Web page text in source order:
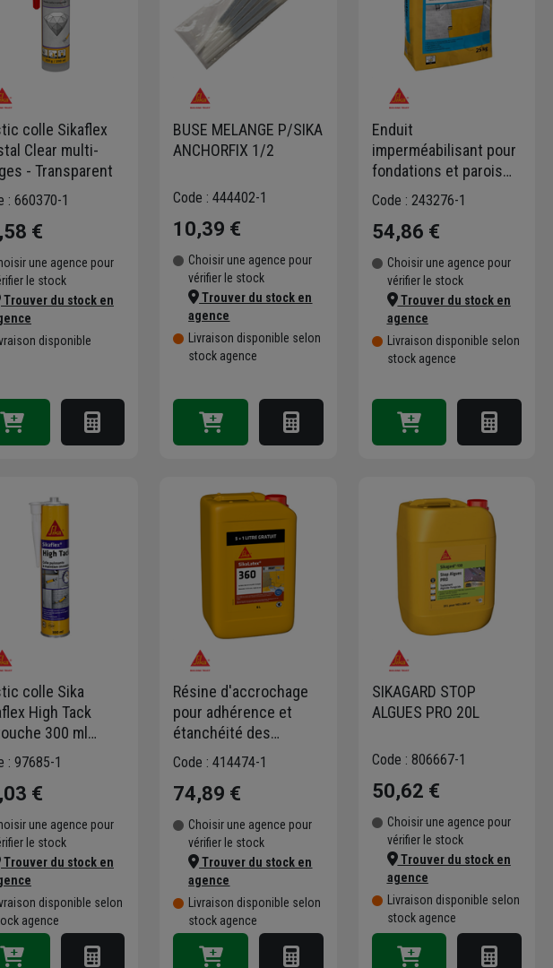
colle Sikaflex
Clear multi-
- Transparent
: 660370-1
€
une agence pour
le stock
Trouver du stock en
disponible
BUSE MELANGE P/SIKA
ANCHORFIX 1/2
Code : 444402-1
10,39 €
Choisir une agence pour
vérifier le stock
Trouver du stock en
agence
Livraison disponible selon
stock agence
Enduit
imperméabilisant pour
fondations et parois
enterrées - Mortier
fondation SP Sika - sac
de 25 kg
Code : 243276-1
54,86 €
Choisir une agence pour
vérifier le stock
Trouver du stock en
agence
Livraison disponible selon
stock agence
colle Sika
High Tack
300 ml
: 97685-1
€
une agence pour
le stock
Trouver du stock en
disponible selon
agence
Résine d'accrochage
pour adhérence et
étanchéité des
mortiers bétons et
- bidon de 5+1L offert
Code : 414474-1
74,89 €
Choisir une agence pour
vérifier le stock
Trouver du stock en
agence
Livraison disponible selon
stock agence
SIKAGARD STOP
ALGUES PRO 20L
Code : 806667-1
50,62 €
Choisir une agence pour
vérifier le stock
Trouver du stock en
agence
Livraison disponible selon
stock agence